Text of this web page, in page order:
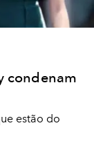
condenam
estão do